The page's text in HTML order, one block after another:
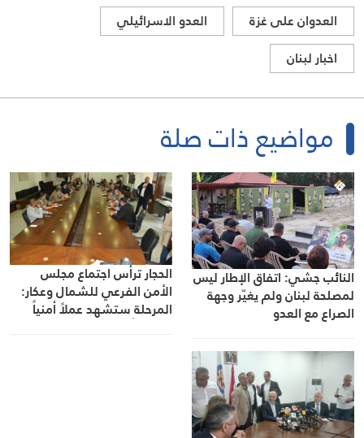
العدوان على غزة
العدو الاسرائيلي
اخبار لبنان
مواضيع ذات صلة
النائب جشي: اتفاق الإطار ليس
لمصلحة لبنان ولم يغيّر وجهة
الصراع مع العدو
الحجار ترأس اجتماع مجلس
الأمن الفرعي للشمال وعكار:
المرحلة ستشهد عملاً أمنياً